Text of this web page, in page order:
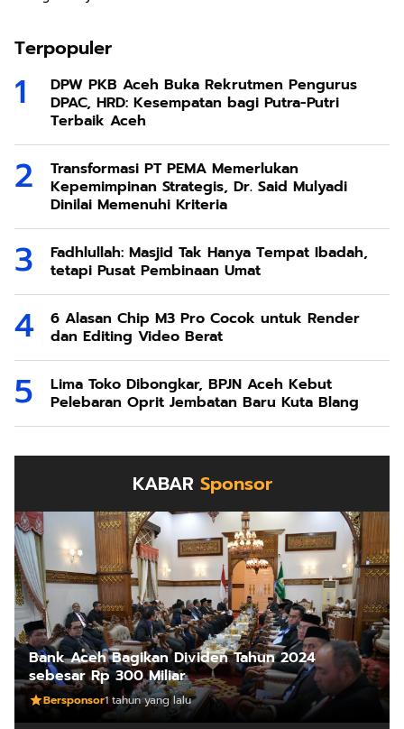
Terpopuler
DPW PKB Aceh Buka Rekrutmen Pengurus
DPAC, HRD: Kesempatan bagi Putra-Putri
Terbaik Aceh
Transformasi PT PEMA Memerlukan
Kepemimpinan Strategis, Dr. Said Mulyadi
Dinilai Memenuhi Kriteria
Fadhlullah: Masjid Tak Hanya Tempat Ibadah,
tetapi Pusat Pembinaan Umat
6 Alasan Chip M3 Pro Cocok untuk Render
dan Editing Video Berat
Lima Toko Dibongkar, BPJN Aceh Kebut
Pelebaran Oprit Jembatan Baru Kuta Blang
KABAR Sponsor
Bank Aceh Bagikan Dividen Tahun 2024
sebesar Rp 300 Miliar
Bersponsor1 tahun yang lalu